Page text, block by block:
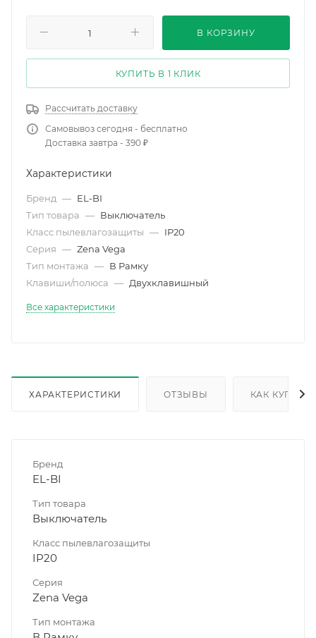
В КОРЗИНУ
КУПИТЬ В 1 КЛИК
Рассчитать доставку
Самовывоз сегодня - бесплатно
Доставка завтра - 390 ₽
Характеристики
Бренд — EL-BI
Тип товара — Выключатель
Класс пылевлагозащиты — IP20
Серия — Zena Vega
Тип монтажа — В Рамку
Клавиши/полюса — Двухклавишный
Все характеристики
ХАРАКТЕРИСТИКИ ОТЗЫВЫ КАК КУПИТЬ
Бренд
EL-BI
Тип товара
Выключатель
Класс пылевлагозащиты
IP20
Серия
Zena Vega
Тип монтажа